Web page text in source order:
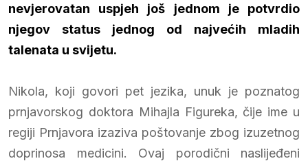
nevjerovatan uspjeh još jednom je potvrdio
njegov status jednog od najvećih mladih
talenata u svijetu.
Nikola, koji govori pet jezika, unuk je poznatog
prnjavorskog doktora Mihajla Figureka, čije ime u
regiji Prnjavora izaziva poštovanje zbog izuzetnog
doprinosa medicini. Ovaj porodični naslijeđeni